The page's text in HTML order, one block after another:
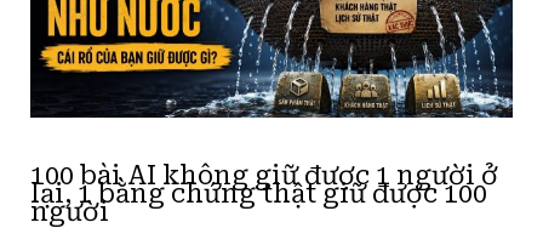
100 bài AI không giữ được 1 người ở
lại, 1 bằng chứng thật giữ được 100
người